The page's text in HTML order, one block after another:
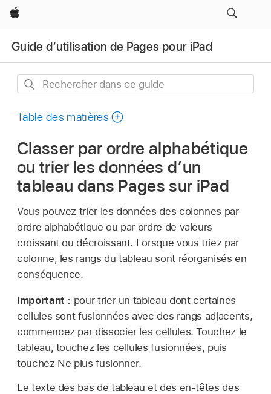
Apple
Guide d’utilisation de Pages pour iPad
Rechercher
ce
Table des matières
Classer par ordre alphabétique
ou trier les données d’un
tableau dans Pages sur iPad
Vous pouvez trier les données des colonnes par
ordre alphabétique ou par ordre de valeurs
croissant ou décroissant. Lorsque vous triez par
colonne, les rangs du tableau sont réorganisés en
conséquence.
Important : pour trier un tableau dont certaines
cellules sont fusionnées avec des rangs adjacents,
commencez par dissocier les cellules. Touchez le
tableau, touchez les cellules fusionnées, puis
touchez Ne plus fusionner.
Le texte des bas de tableau et des en-têtes des